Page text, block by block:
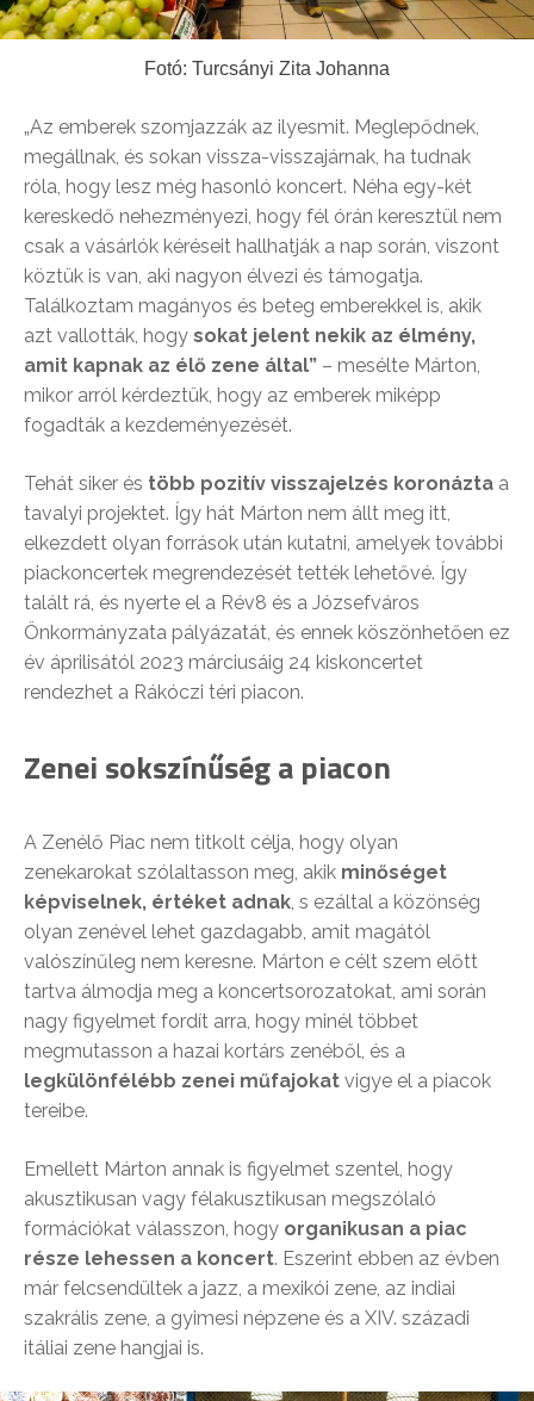
Fotó: Turcsányi Zita Johanna
„Az emberek szomjazzák az ilyesmit. Meglepődnek,
megállnak, és sokan vissza-visszajárnak, ha tudnak
róla, hogy lesz még hasonló koncert. Néha egy-két
kereskedő nehezményezi, hogy fél órán keresztül nem
csak a vásárlók kéréseit hallhatják a nap során, viszont
köztük is van, aki nagyon élvezi és támogatja.
Találkoztam magányos és beteg emberekkel is, akik
azt vallották, hogy sokat jelent nekik az élmény,
amit kapnak az élő zene által” – mesélte Márton,
mikor arról kérdeztük, hogy az emberek miképp
fogadták a kezdeményezését.
Tehát siker és több pozitív visszajelzés koronázta a
tavalyi projektet. Így hát Márton nem állt meg itt,
elkezdett olyan források után kutatni, amelyek további
piackoncertek megrendezését tették lehetővé. Így
talált rá, és nyerte el a Rév8 és a Józsefváros
Önkormányzata pályázatát, és ennek köszönhetően ez
év áprilisától 2023 márciusáig 24 kiskoncertet
rendezhet a Rákóczi téri piacon.
Zenei sokszínűség a piacon
A Zenélő Piac nem titkolt célja, hogy olyan
zenekarokat szólaltasson meg, akik minőséget
képviselnek, értéket adnak, s ezáltal a közönség
olyan zenével lehet gazdagabb, amit magától
valószínűleg nem keresne. Márton e célt szem előtt
tartva álmodja meg a koncertsorozatokat, ami során
nagy figyelmet fordít arra, hogy minél többet
megmutasson a hazai kortárs zenéből, és a
legkülönfélébb zenei műfajokat vigye el a piacok
tereibe.
Emellett Márton annak is figyelmet szentel, hogy
akusztikusan vagy félakusztikusan megszólaló
formációkat válasszon, hogy organikusan a piac
része lehessen a koncert. Eszerint ebben az évben
már felcsendültek a jazz, a mexikói zene, az indiai
szakrális zene, a gyimesi népzene és a XIV. századi
itáliai zene hangjai is.